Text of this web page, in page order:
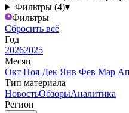
Фильтры (4)▾
Фильтры
Сбросить всё
Год
20262025
Месяц
Окт Ноя Дек Янв Фев Мар
Тип материала
НовостьОбзорыАналитика
Регион